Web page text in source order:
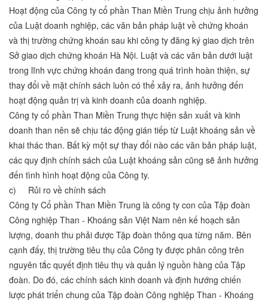
Hoạt động của Công ty cổ phần Than Miền Trung chịu ảnh hưởng
của Luật doanh nghiệp, các văn bản pháp luật về chứng khoán
và thị trường chứng khoán sau khi công ty đăng ký giao dịch trên
Sở giao dịch chứng khoán Hà Nội. Luật và các văn bản dưới luật
trong lĩnh vực chứng khoán đang trong quá trình hoàn thiện, sự
thay đổi về mặt chính sách luôn có thể xảy ra, ảnh hưởng đến
hoạt động quản trị và kinh doanh của doanh nghiệp.
Công ty cổ phần Than Miền Trung thực hiện sản xuất và kinh
doanh than nên sẽ chịu tác động gián tiếp từ Luật khoáng sản về
khai thác than. Bất kỳ một sự thay đổi nào các văn bản pháp luật,
các quy định chính sách của Luật khoáng sản cũng sẽ ảnh hưởng
đến tình hình hoạt động của Công ty.
c) Rủi ro về chính sách
Công ty Cổ phần Than Miền Trung là công ty con của Tập đoàn
Công nghiệp Than - Khoáng sản Việt Nam nên kế hoạch sản
lượng, doanh thu phải được Tập đoàn thông qua từng năm. Bên
cạnh đấy, thị trường tiêu thụ của Công ty được phân công trên
nguyên tắc quyết định tiêu thụ và quản lý nguồn hàng của Tập
đoàn. Do đó, các chính sách kinh doanh và định hướng chiến
lược phát triển chung của Tập đoàn Công nghiệp Than - Khoáng